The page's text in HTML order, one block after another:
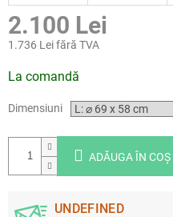
2.100 Lei
1.736 Lei fără TVA
preţ:
La comandă
Dimensiuni
ADĂUGA ÎN COŞ
UNDEFINED